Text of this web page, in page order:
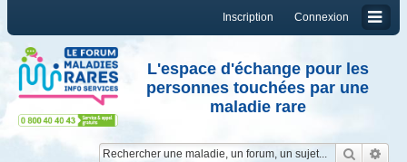
Connexion
Inscription
L'espace d'échange pour les
personnes touchées par une
maladie rare